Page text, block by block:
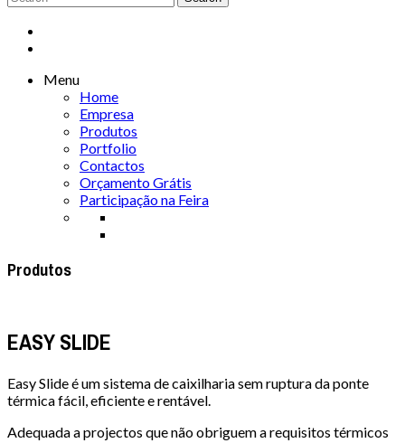
Menu
Home
Empresa
Produtos
Portfolio
Contactos
Orçamento Grátis
Participação na Feira
Produtos
EASY SLIDE
Easy Slide é um sistema de caixilharia sem ruptura da ponte
térmica fácil, eficiente e rentável.
Adequada a projectos que não obriguem a requisitos térmicos